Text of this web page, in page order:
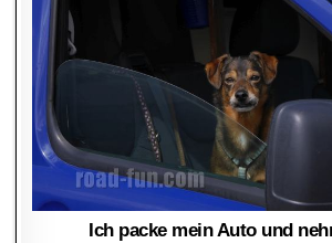
Ich packe mein Auto und